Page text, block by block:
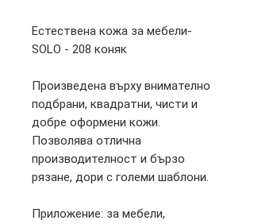
Естествена кожа за мебели-
SOLO - 208 коняк
Произведена върху внимателно
подбрани, квадратни, чисти и
добре оформени кожи.
Позволява отлична
производителност и бързо
рязане, дори с големи шаблони.
Приложение: за мебели,